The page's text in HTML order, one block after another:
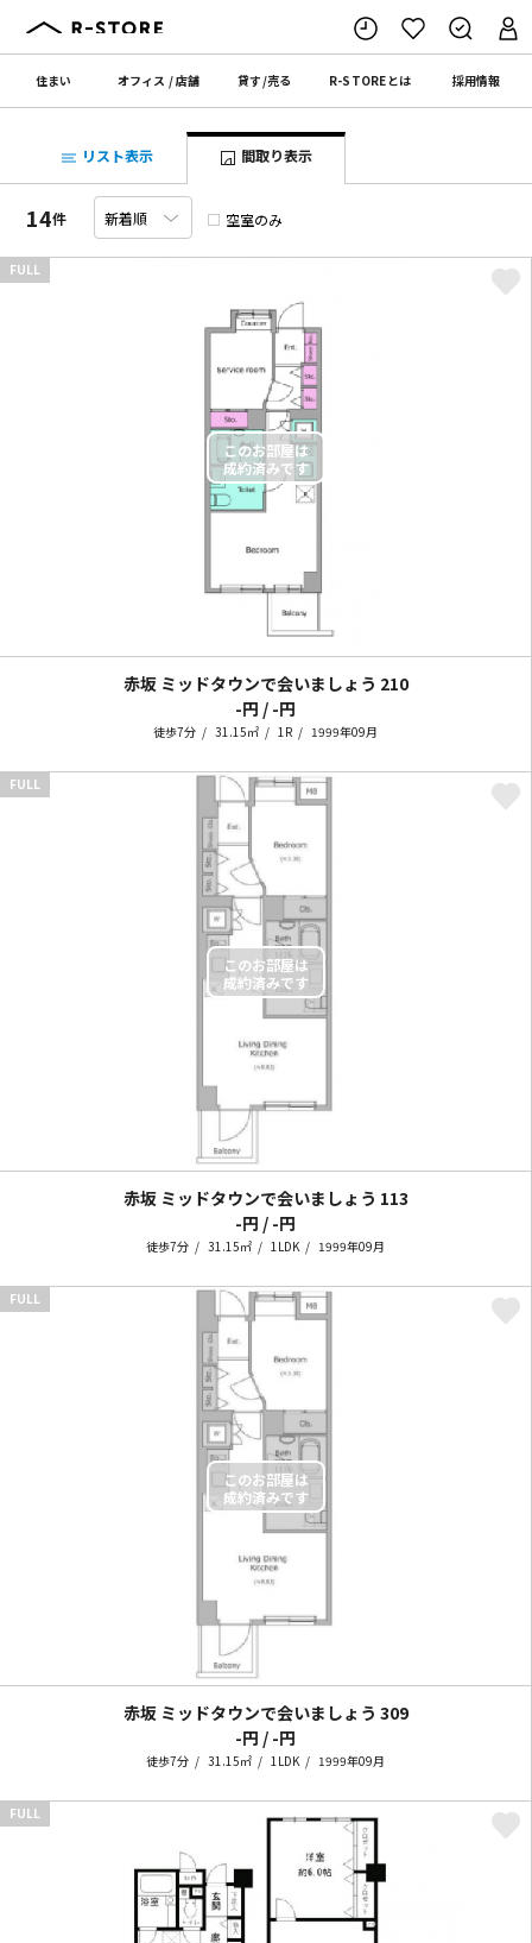
住まい オフィス /店舗 貸す/売る R-STOREとは 採用情報
リスト表示 間取り表示
14件 空室のみ
FULL
赤坂 ミッドタウンで会いましょう 210
-円 / -円
徒歩7分 31.15㎡ 1R 1999年09月
FULL
赤坂 ミッドタウンで会いましょう 113
-円 / -円
徒歩7分 31.15㎡ 1LDK 1999年09月
FULL
赤坂 ミッドタウンで会いましょう 309
-円 / -円
徒歩7分 31.15㎡ 1LDK 1999年09月
FULL